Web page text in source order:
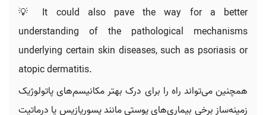
💡 It could also pave the way for a better
understanding of the pathological mechanisms
underlying certain skin diseases, such as psoriasis or
atopic dermatitis.
همچنین می‌تواند راه را برای درک بهتر مکانیسم‌های پاتولوژیک
زمینه‌ساز برخی بیماری‌های پوستی مانند پسوریازیس یا درماتیت